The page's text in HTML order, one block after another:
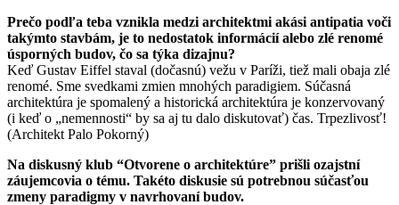
Prečo podľa teba vznikla medzi architektmi akási antipatia voči
takýmto stavbám, je to nedostatok informácií alebo zlé renomé
úsporných budov, čo sa týka dizajnu?
Keď Gustav Eiffel staval (dočasnú) vežu v Paríži, tiež mali obaja zlé
renomé. Sme svedkami zmien mnohých paradigiem. Súčasná
architektúra je spomalený a historická architektúra je konzervovaný
(i keď o „nemennosti“ by sa aj tu dalo diskutovať) čas. Trpezlivosť!
(Architekt Palo Pokorný)
Na diskusný klub “Otvorene o architektúre” prišli ozajstní
záujemcovia o tému. Takéto diskusie sú potrebnou súčasťou
zmeny paradigmy v navrhovaní budov.